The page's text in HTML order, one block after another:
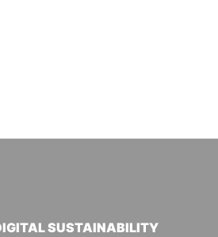
SUSTAINABILITY